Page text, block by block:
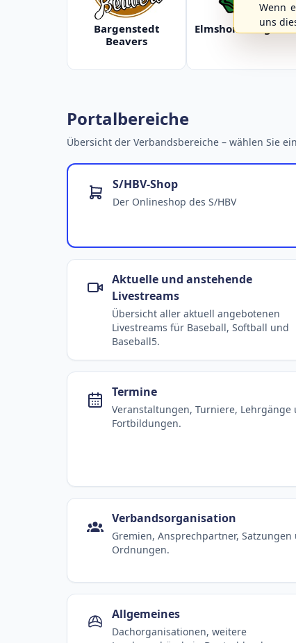
Bargenstedt
Beavers
Elmshorn
Portalbereiche
Übersicht der Verbandsbereiche – wählen Sie
S/HBV-Shop
Der Onlineshop des S/HBV
Aktuelle und anstehende
Livestreams
Übersicht aller aktuell angebotenen
Livestreams für Baseball, Softball und
Baseball5.
Termine
Veranstaltungen, Turniere, Lehrgänge
Fortbildungen.
Verbandsorganisation
Gremien, Ansprechpartner, Satzungen
Ordnungen.
Allgemeines
Dachorganisationen, weitere
Wenn
uns